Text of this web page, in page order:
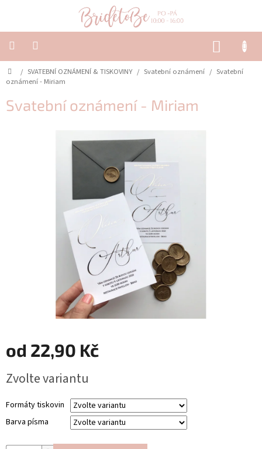
SVATEBNÍ
OZNÁMENÍ
Přihlášení
Domů
/ SVATEBNÍ OZNÁMENÍ & TISKOVINY / Svatební oznámení / Svatební
oznámení - Miriam
Svatební oznámení - Miriam
od 22,90 Kč
cena:
Zvolte variantu
Formáty tiskovin
Barva písma